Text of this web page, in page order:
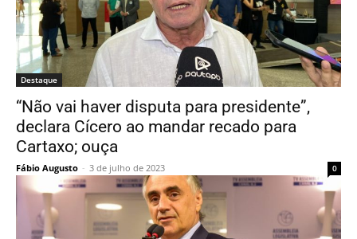
Destaque
“Não vai haver disputa para presidente”,
declara Cícero ao mandar recado para
Cartaxo; ouça
Fábio Augusto - 3 de julho de 2023 0